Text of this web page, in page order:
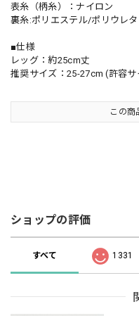
表糸（柄糸）：ナイロン
裏糸:ポリエステル/ポリウレ
■仕様
レッグ：約25cm丈
推奨サイズ：25-27cm (許容
この商
ショップの評価
すべて 1331